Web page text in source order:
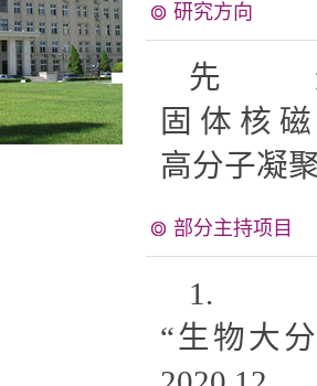
研究方向
先
固体核
高分子凝
部分主持项目
1.
“生物大